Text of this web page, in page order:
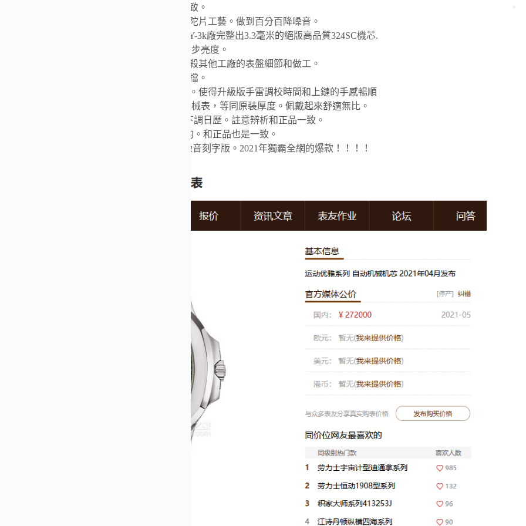
機芯全部精雕刻字，清晰不磨損，紋理做到極致。
自動陀片，采用瑞士超精密軸承，業界的安裝陀片工藝。做到百分百降噪音。
機芯，無假夾版，無假擺輪，無假紅寶石。WY-3k廠完整出3.3毫米的絕版高品質324SC機芯.
表盤刻度夜光超亮，而且整體做到和諧一致同步亮度。
螺經典藍盤，目前改進與正品一致的顏色，秒殺其他工廠的表盤細節和做工。
窗口每一只手表做了水平正位，不出現偏斜遮擋。
調節檔位順暢度的多次調試，調試到最佳狀態。使得升級版手雷調校時間和上鏈的手感暢順
了整個手表厚度8.3毫米，完美實現全網最薄機械表，等同原裝厚度。佩戴起來舒適無比。
強調324Sc機芯順時針調日歷，也就是由上往下調日歷。註意辨析和正品一致。
節時間的時候，拉表冠二擋。大秒針是不停止的。和正品也是一致。
廠出品百達翡麗5711鸚鵡螺，升級原版機無噪音刻字版。2021年獨霸全網的爆款！！！！